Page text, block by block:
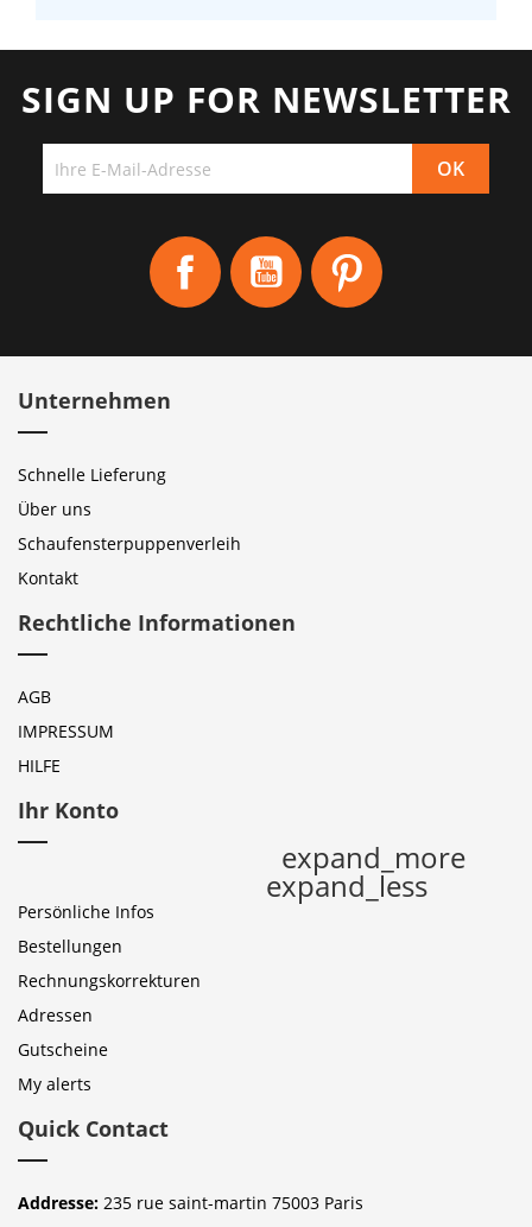
SIGN UP FOR NEWSLETTER
Facebook YouTube
Unternehmen
Schnelle Lieferung
Über uns
Schaufensterpuppenverleih
Kontakt
Rechtliche Informationen
AGB
IMPRESSUM
HILFE
Ihr Konto
expand_more
expand_less
Persönliche Infos
Bestellungen
Rechnungskorrekturen
Adressen
Gutscheine
My alerts
Quick Contact
Addresse: 235 rue saint-martin 75003 Paris